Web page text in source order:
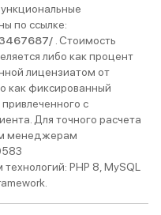
по ссылке:
. Стоимость
либо как процент
лицензиатом от
как фиксированный
с
Для точного расчета
менеджерам
PHP 8, MySQL